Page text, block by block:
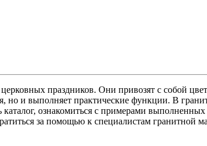
праздников. Они привозят с собой
но и выполняет практические функции. В
ознакомиться с примерами выполненных
за помощью к специалистам гранитной